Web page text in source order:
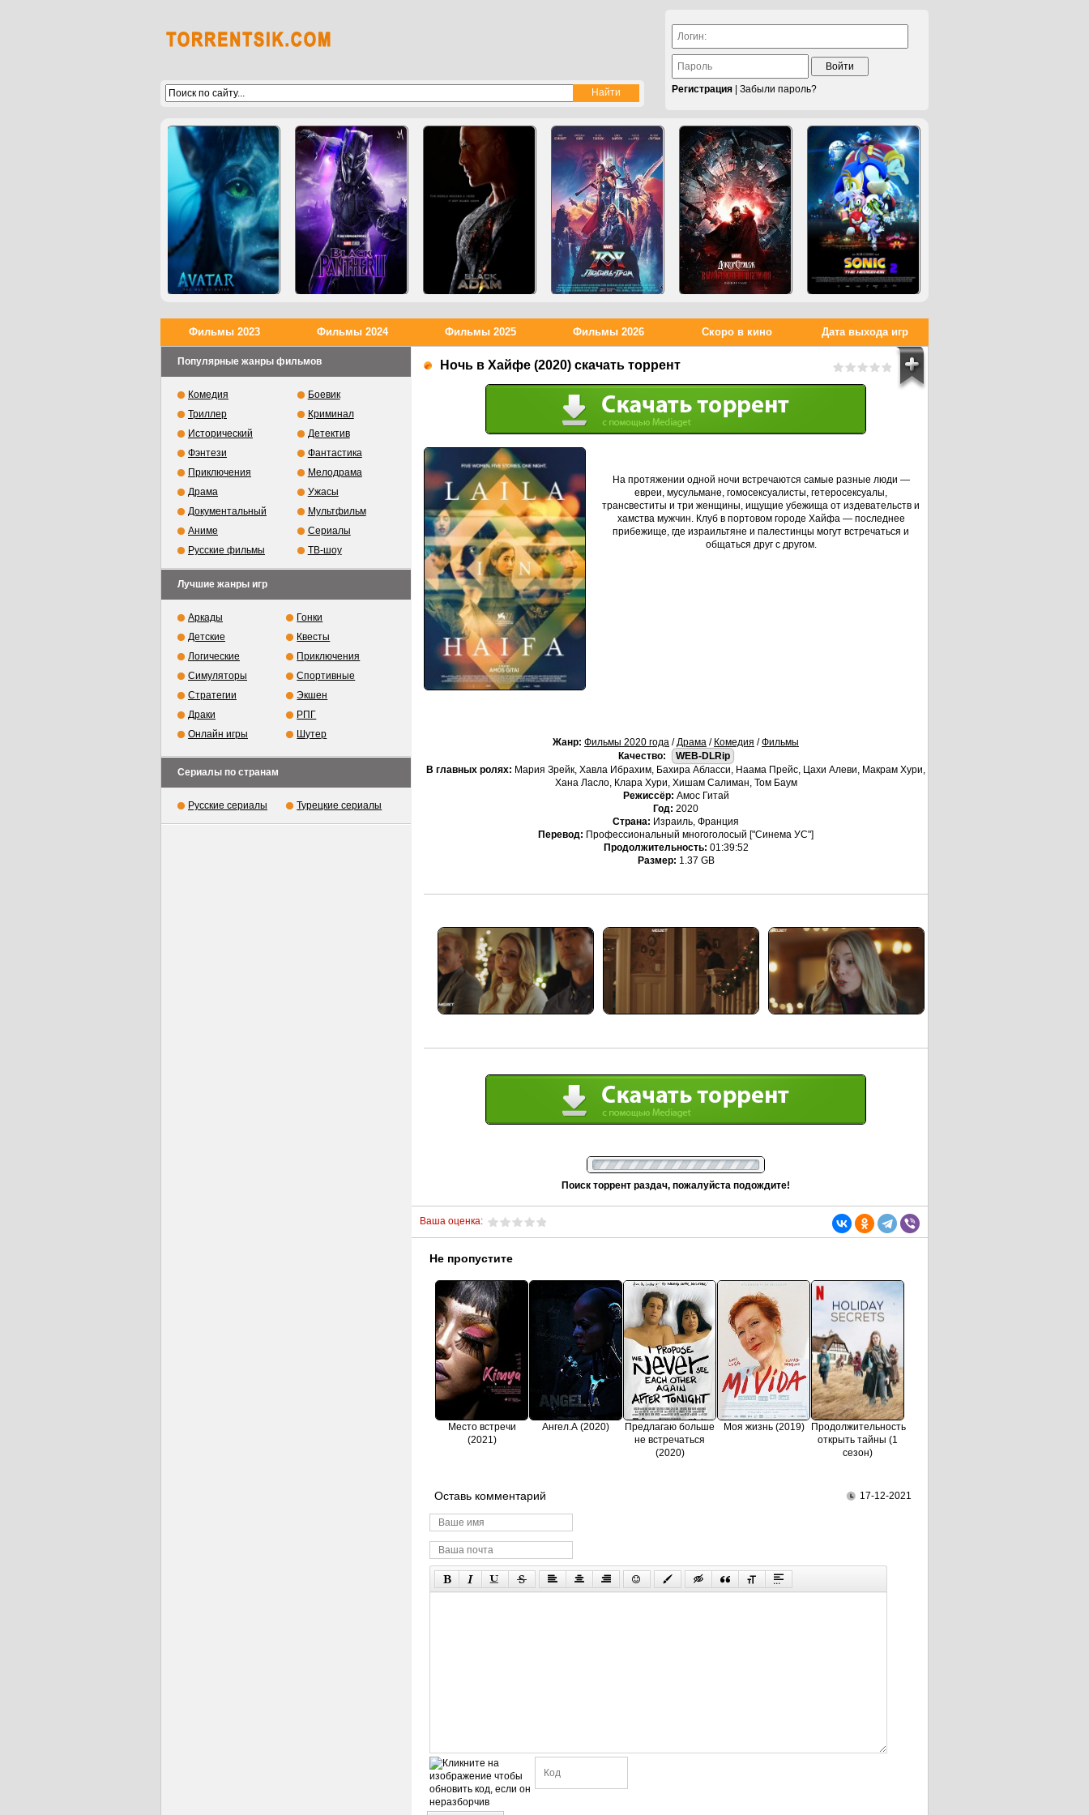
Войти
Регистрация
Забыли пароль?
Ночь в Хайфе (2020) скачать торрент
На протяжении одной ночи встречаются самые разные люди —
евреи, мусульмане, гомосексуалисты, гетеросексуалы,
трансвеститы и три женщины, ищущие убежища от издевательств и
хамства мужчин. Клуб в портовом городе Хайфа — последнее
прибежище, где израильтяне и палестинцы могут встречаться и
общаться друг с другом.
Жанр: Фильмы 2020 года /Драма / Комедия /Фильмы
Качество:
WEB-DLRip
В главных ролях: Мария Зрейк, Хавла Ибрахим, Бахира Абласси, Наама Прейс, Цахи Алеви, Макрам Хури,
Хана Ласло, Клара Хури, Хишам Салиман, Том Баум
Режиссёр: Амос Гитай
Год: 2020
Страна: Израиль, Франция
Перевод: Профессиональный многоголосый ["Синема УС"]
Продолжительность: 01:39:52
Размер: 1.37 GB
Поиск торрент раздач, пожалуйста подождите!
Ваша оценка:
Не пропустите
Место встречи
(2021)
Ангел.А (2020)
Предлагаю больше
не встречаться
(2020)
Моя жизнь (2019)
Продолжительность
открыть тайны (1
сезон)
Оставь комментарий 17-12-2021
Фильмы 2023 Фильмы 2024 Фильмы 2025 Фильмы 2026 Скоро в кино Дата выхода игр
Популярные жанры фильмов
Комедия
Боевик
Триллер
Криминал
Исторический
Детектив
Фэнтези
Фантастика
Приключения
Мелодрама
Драма
Ужасы
Документальный
Мультфильм
Аниме
Сериалы
Русские фильмы
ТВ-шоу
Лучшие жанры игр
Аркады
Гонки
Детские
Квесты
Логические
Приключения
Симуляторы
Спортивные
Стратегии
Экшен
Драки
РПГ
Онлайн игры
Шутер
Сериалы по странам
Русские сериалы Турецкие сериалы